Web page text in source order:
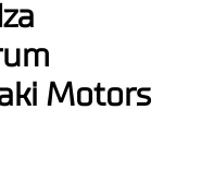
Motors